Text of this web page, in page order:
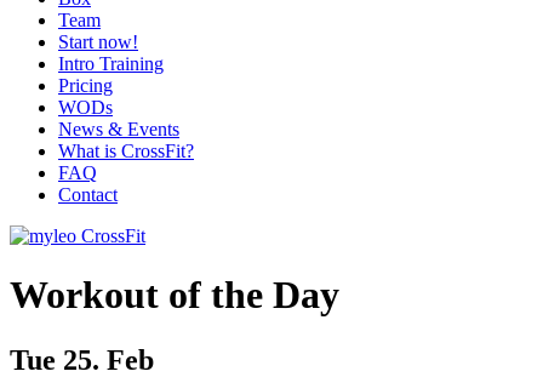
Team
Start now!
Intro Training
Pricing
WODs
News & Events
What is CrossFit?
FAQ
Contact
Workout of the Day
Tue 25. Feb